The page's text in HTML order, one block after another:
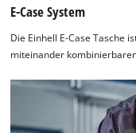
E-Case System
Die Einhell E-Case Tasche
miteinander